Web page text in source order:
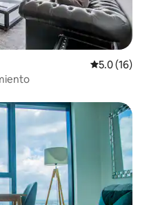
Calificación
5.0 (16)